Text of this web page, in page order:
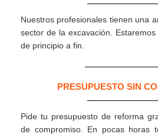
Nuestros profesionales tienen una
sector de la excavación.
de principio a fin.
PRESUPUESTO SIN
Pide tu presupuesto de reforma
de compromiso. En pocas horas